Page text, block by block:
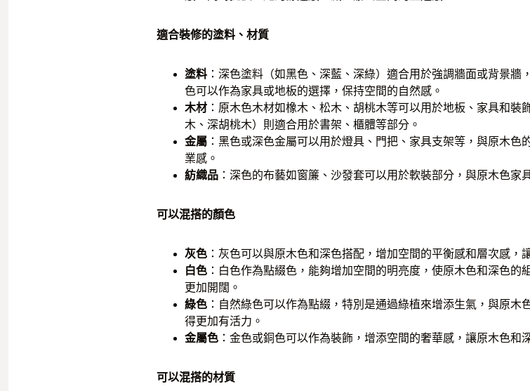
適合裝修的塗料、材質
塗料 ：深色塗料（如黑色、深藍、深綠）適合用於強調牆面或背景牆
色可以作為家具或地板的選擇，保持空間的自然感。
木材 ：原木色木材如橡木、松木、胡桃木等可以用於地板、家具和裝
木、深胡桃木）則適合用於書架、櫃體等部分。
金屬 ：黑色或深色金屬可以用於燈具、門把、家具支架等，與原木色
業感。
紡織品 ：深色的布藝如窗簾、沙發套可以用於軟裝部分，與原木色家
可以混搭的顏色
灰色 ：灰色可以與原木色和深色搭配，增加空間的平衡感和層次感，
白色 ：白色作為點綴色，能夠增加空間的明亮度，使原木色和深色的
更加開闊。
綠色 ：自然綠色可以作為點綴，特別是通過綠植來增添生氣，與原木
得更加有活力。
金屬色 ：金色或銅色可以作為裝飾，增添空間的奢華感，讓原木色和
可以混搭的材質